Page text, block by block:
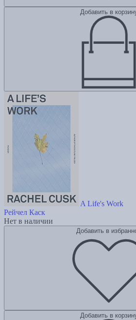
Добавить в
A Life's Work
Рейчел Каск
Нет в наличии
Добавить в
Добавить в